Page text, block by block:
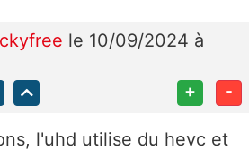
le 10/09/2024 à
+ -
l'uhd utilise du hevc et